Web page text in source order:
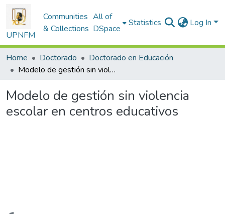
UPNFM
Communities
& Collections
All of
DSpace
Statistics Log In
Home Doctorado
Doctorado en Educación
Modelo de gestión sin violencia escolar en centros educativos
Modelo de gestión sin violencia
escolar en centros educativos